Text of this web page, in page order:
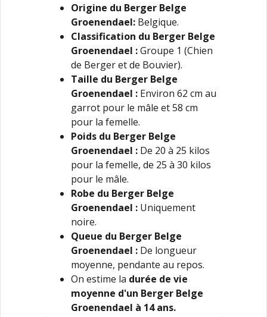
Origine du Berger Belge
Groenendael: Belgique.
Classification du Berger Belge
Groenendael :Groupe 1 (Chien
de Berger et de Bouvier).
Taille du Berger Belge
Groenendael : Environ 62 cm au
garrot pour le mâle et 58 cm
pour la femelle.
Poids du Berger Belge
Groenendael : De 20 à 25 kilos
pour la femelle, de 25 à 30 kilos
pour le mâle.
Robe du Berger Belge
Groenendael : Uniquement
noire.
Queue du Berger Belge
Groenendael : De longueur
moyenne, pendante au repos.
On estime la durée de vie
moyenne d'un Berger Belge
Groenendael à 14 ans.